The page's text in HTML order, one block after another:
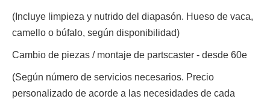
(Incluye limpieza y nutrido del diapasón. Hueso de vaca,
camello o búfalo, según disponibilidad)
Cambio de piezas / montaje de partscaster - desde 60e
(Según número de servicios necesarios. Precio
personalizado de acorde a las necesidades de cada